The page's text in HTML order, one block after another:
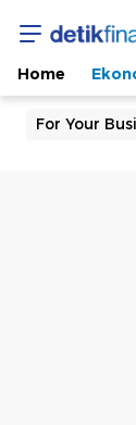
Home
For Your